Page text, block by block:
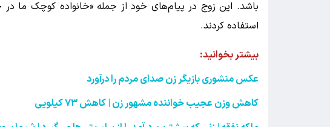
باشد. این زوج در پیام‌های خود از جمله «خانواده کوچک ما
استفاده کردند.
بیشتر بخوانید:‌
عکس منشوری بازیگر زن صدای مردم را درآورد
کاهش وزن عجیب خواننده مشهور زن | کاهش۷۳کیلویی